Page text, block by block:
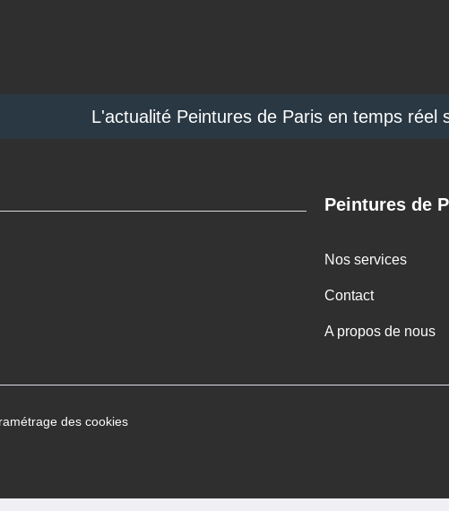
L'actualité Peintures de Paris en temps réel
Peintures de
Nos services
Contact
A propos de nous
des cookies